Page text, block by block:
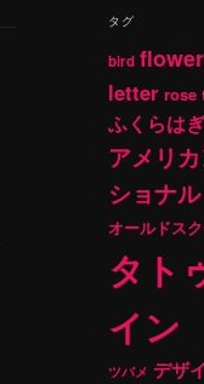
タグ
bird flower
letter rose
ふくらはぎ
アメリ
ショナル
オールドス
タト
イン
ツバメ デザ